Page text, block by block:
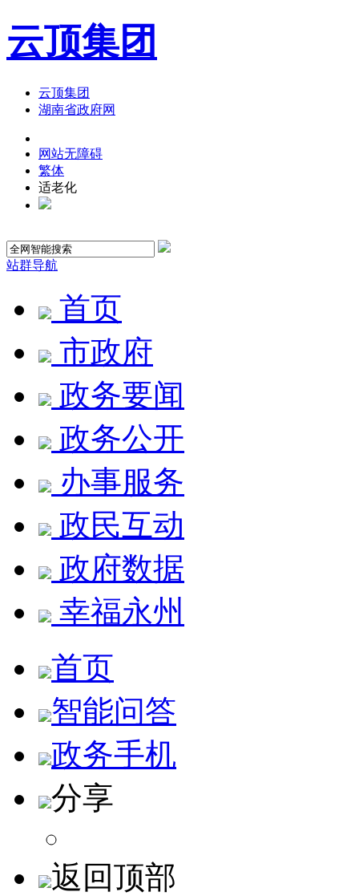
云顶集团
云顶集团
湖南省政府网
网站无障碍
繁体
适老化
站群导航
首页
市政府
政务要闻
政务公开
办事服务
政民互动
政府数据
幸福永州
首页
智能问答
政务手机
分享
返回顶部